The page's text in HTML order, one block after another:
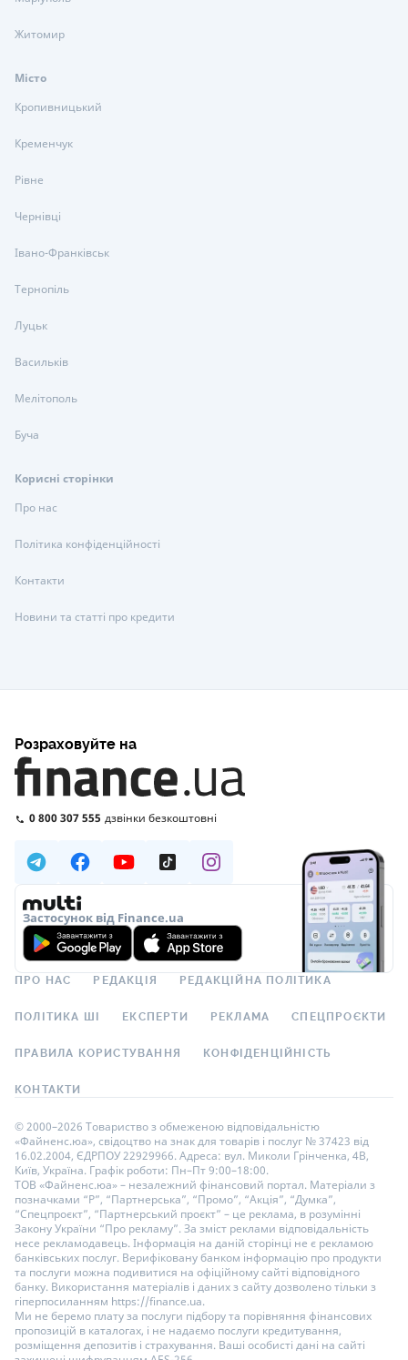
Житомир
Місто
Кропивницький
Кременчук
Рівне
Чернівці
Івано-Франківськ
Тернопіль
Луцьк
Васильків
Мелітополь
Буча
Корисні сторінки
Про нас
Політика конфіденційності
Контакти
Новини та статті про кредити
Розраховуйте на
0 800 307 555 дзвінки безкоштовні
Застосунок від Finance.ua
ПРО НАС РЕДАКЦІЯ РЕДАКЦІЙНА ПОЛІТИКА
ПОЛІТИКА ШІ ЕКСПЕРТИ РЕКЛАМА СПЕЦПРОЄКТИ
ПРАВИЛА КОРИСТУВАННЯ КОНФІДЕНЦІЙНІСТЬ
КОНТАКТИ
© 2000–2026 Товариство з обмеженою відповідальністю
«Файненс.юа», свідоцтво на знак для товарів і послуг № 37423 від
16.02.2004, ЄДРПОУ 22929966. Адреса: вул. Миколи Грінченка, 4В,
Київ, Україна. Графік роботи: Пн–Пт 9:00–18:00.
ТОВ «Файненс.юа» – незалежний фінансовий портал. Матеріали з
позначками “Р”, “Партнерська”, “Промо”, “Акція”, “Думка”,
“Спецпроєкт”, “Партнерський проєкт” – це реклама, в розумінні
Закону України “Про рекламу”. За зміст реклами відповідальність
несе рекламодавець. Інформація на даній сторінці не є рекламою
банківських послуг. Верифіковану банком інформацію про продукти
та послуги можна подивитися на офіційному сайті відповідного
банку. Використання матеріалів і даних з сайту дозволено тільки з
гіперпосиланням https://finance.ua.
Ми не беремо плату за послуги підбору та порівняння фінансових
пропозицій в каталогах, і не надаємо послуги кредитування,
розміщення депозитів і страхування. Ваші особисті дані на сайті